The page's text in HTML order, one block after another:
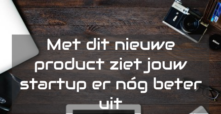
Met dit nieuwe
product ziet jouw
startup er nóg beter
uit